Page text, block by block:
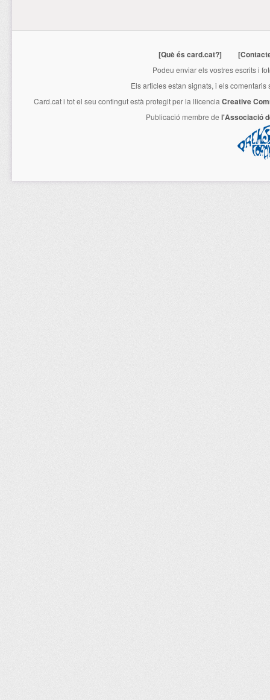
[Què és card.cat?]
Podeu enviar els vostres escrits i
Els articles estan signats, i els
Card.cati tot el seu contingut està protegit per la llicencia Creative
Publicació membre de l'Associació